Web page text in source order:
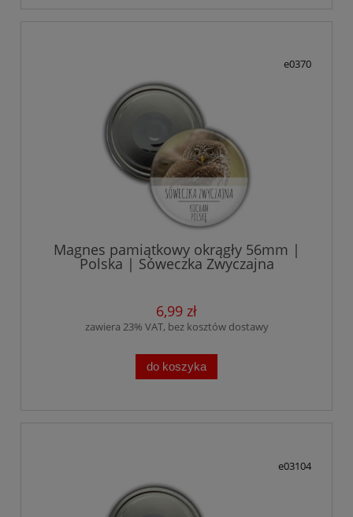
e0370
Magnes pamiątkowy okrągły 56mm |
Polska | Sóweczka Zwyczajna
6,99 zł
zawiera 23% VAT, bez kosztów dostawy
do koszyka
e03104